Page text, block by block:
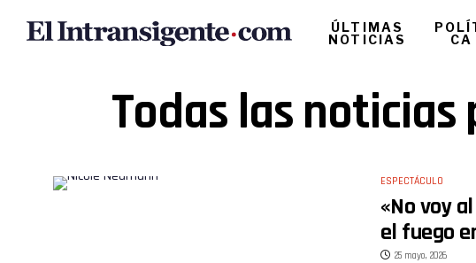
ÚLTIMAS
NOTICIAS
CA
Todas las noticias
ESPECTÁCULO
«No voy
el fuego
25 mayo, 2026